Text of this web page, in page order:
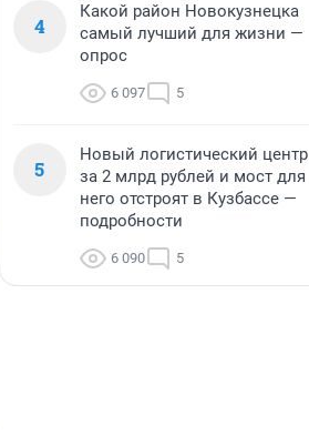
4
Какой район Новокузнецка
самый лучший для жизни —
опрос
6 097 5
5
Новый логистический центр
за 2 млрд рублей и мост для
него отстроят в Кузбассе —
подробности
6 090 5